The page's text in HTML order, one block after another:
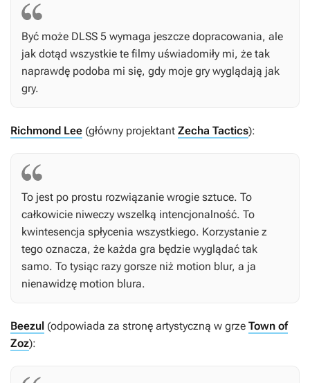
Być może DLSS 5 wymaga jeszcze dopracowania, ale
jak dotąd wszystkie te filmy uświadomiły mi, że tak
naprawdę podoba mi się, gdy moje gry wyglądają jak
gry.
Richmond Lee (główny projektant Zecha Tactics):
To jest po prostu rozwiązanie wrogie sztuce. To
całkowicie niweczy wszelką intencjonalność. To
kwintesencja spłycenia wszystkiego. Korzystanie z
tego oznacza, że każda gra będzie wyglądać tak
samo. To tysiąc razy gorsze niż motion blur, a ja
nienawidzę motion blura.
Beezul (odpowiada za stronę artystyczną w grze Town of
Zoz):